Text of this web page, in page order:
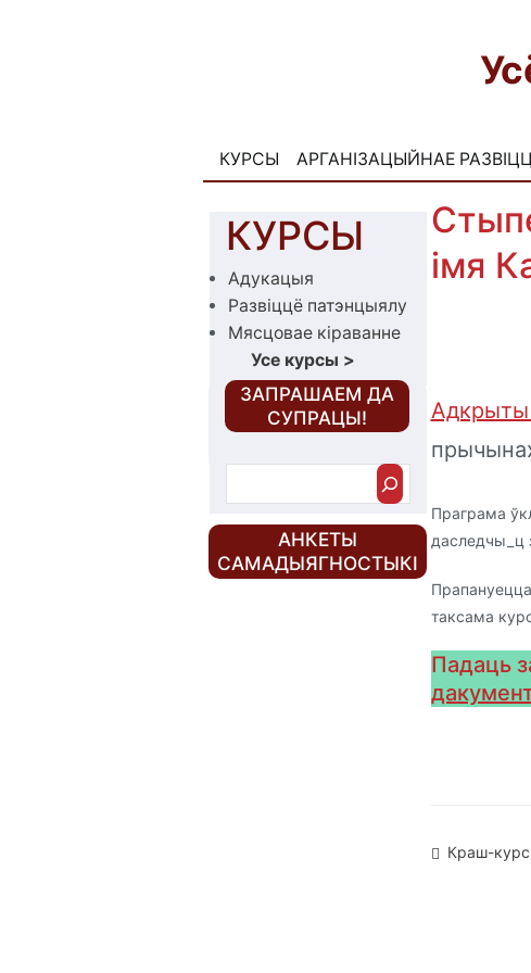
КУРСЫ АРГАНІЗАЦЫЙНАЕ
КУРСЫ
Адукацыя
Развіццё патэнцыялу
Мясцовае кіраванне
Усе курсы >
‎ЗАПРАШАЕМ ДА
СУПРАЦЫ!
АНКЕТЫ
САМАДЫЯГНОСТЫКІ
імя
Адкрыты
Праграма
даследчы_ц
таксама
Падаць
Краш-курс